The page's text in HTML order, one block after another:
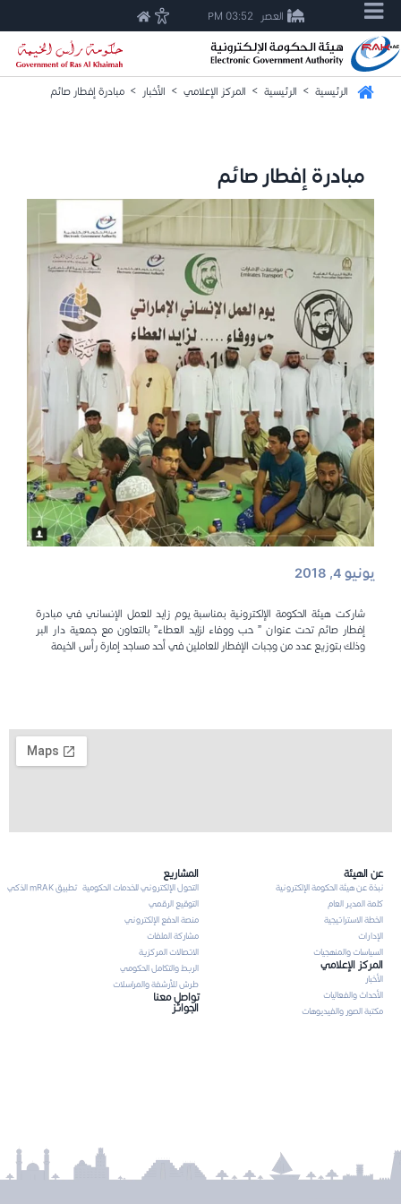
العصر 03:52 PM
الرئيسية > الرئيسية > المركز الإعلامي > الأخبار > مبادرة إفطار صائم
مبادرة إفطار صائم
يونيو 4, 2018
شاركت هيئة الحكومة الإلكترونية بمناسبة يوم زايد للعمل الإنساني في مبادرة
إفطار صائم تحت عنوان ” حب ووفاء لزايد العطاء” بالتعاون مع جمعية دار البر
وذلك بتوزيع عدد من وجبات الإفطار للعاملين في أحد مساجد إمارة رأس الخيمة
عن الهيئة
نبذة عن هيئة الحكومة الإلكترونية
كلمة المدير العام
الخطة الاستراتيجية
الإدارات
السياسات والمنهجيات
المركز الإعلامي
الأخبار
الأحداث والفعاليات
مكتبة الصور والفيديوهات
المشاريع
التحول الإلكتروني للخدمات الحكومية تطبيق mRAK الذكي
التوقيع الرقمي
منصة الدفع الإلكتروني
مشاركة الملفات
الاتصالات المركزية
الربط والتكامل الحكومي
طرش للأرشفة والمراسلات
تواصل معنا
الجوائز